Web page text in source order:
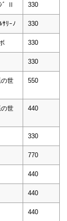
ﾞ Ⅱ 330
ｻﾘｰﾉ 330
330
330
世
550
世
440
330
770
440
440
440